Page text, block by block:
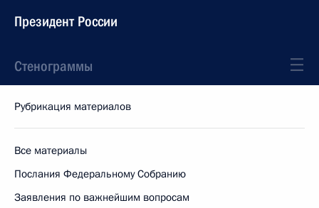
Президент России
Стенограммы
Рубрикация материалов
Все материалы
Послания Федеральному Собранию
Заявления по важнейшим вопросам